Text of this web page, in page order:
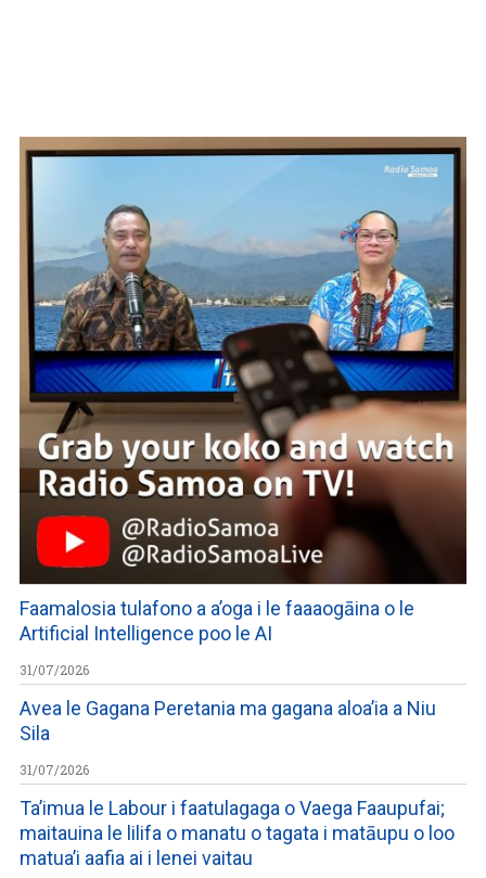
Faamalosia tulafono a a’oga i le faaaogāina o le
Artificial Intelligence poo le AI
31/07/2026
Avea le Gagana Peretania ma gagana aloa’ia a Niu
Sila
31/07/2026
Ta’imua le Labour i faatulagaga o Vaega Faaupufai;
maitauina le lilifa o manatu o tagata i matāupu o loo
matua’i aafia ai i lenei vaitau